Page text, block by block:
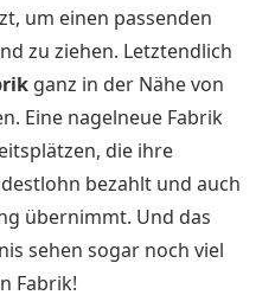
um einen passenden
zu ziehen. Letztendlich
ganz in der Nähe von
Eine nagelneue Fabrik
die ihre
bezahlt und auch
übernimmt. Und das
sehen sogar noch viel
Fabrik!